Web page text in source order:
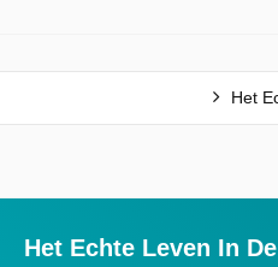
Het
Het Echte Leven In